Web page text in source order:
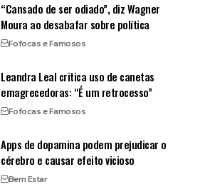
“Cansado de ser odiado”, diz Wagner
Moura ao desabafar sobre política
Fofocas e Famosos
Leandra Leal critica uso de canetas
emagrecedoras: “É um retrocesso”
Fofocas e Famosos
Apps de dopamina podem prejudicar o
cérebro e causar efeito vicioso
Bem Estar